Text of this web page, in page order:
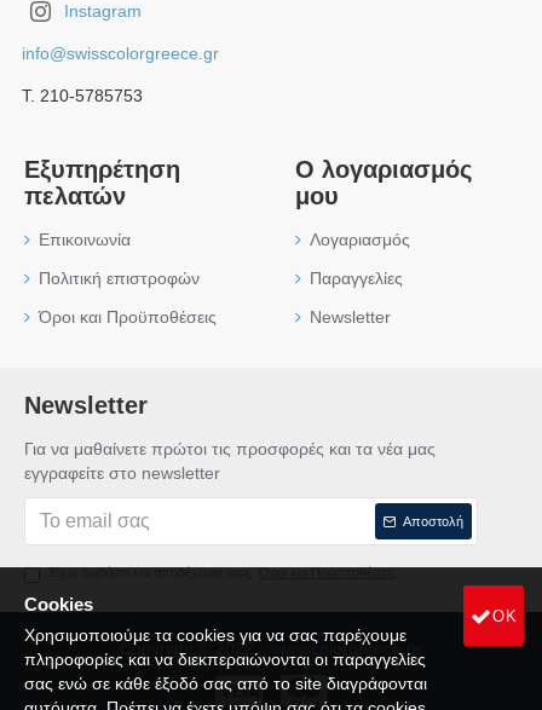
Instagram
info@swisscolorgreece.gr
Τ. 210-5785753
Εξυπηρέτηση
πελατών
Επικοινωνία
Πολιτική επιστροφών
Όροι και Προϋποθέσεις
Ο λογαριασμός
μου
Λογαριασμός
Παραγγελίες
Newsletter
Newsletter
Για να μαθαίνετε πρώτοι τις προσφορές και τα νέα μας
εγγραφείτε στο newsletter
Αποστολή
Έχω διαβάσει και αποδέχομαι τους Όροι και Προϋποθέσεις
Copyright © 2022 - swisscolorgreece.gr
OK
Cookies
Χρησιμοποιούμε τα cookies για να σας παρέχουμε
πληροφορίες και να διεκπεραιώνονται οι παραγγελίες
σας ενώ σε κάθε έξοδό σας από το site διαγράφονται